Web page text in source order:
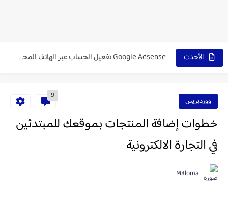
الأحدث
Google Adsense تفعيل الحساب عبر الهاتف المحمول Pin
ووردبريس
9
خطوات إضافة المنتجات بموقعك للمبتدئين
في التجارة الالكترونية
M3loma